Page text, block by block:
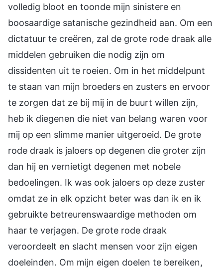
volledig bloot en toonde mijn sinistere en
boosaardige satanische gezindheid aan. Om een
dictatuur te creëren, zal de grote rode draak alle
middelen gebruiken die nodig zijn om
dissidenten uit te roeien. Om in het middelpunt
te staan van mijn broeders en zusters en ervoor
te zorgen dat ze bij mij in de buurt willen zijn,
heb ik diegenen die niet van belang waren voor
mij op een slimme manier uitgeroeid. De grote
rode draak is jaloers op degenen die groter zijn
dan hij en vernietigt degenen met nobele
bedoelingen. Ik was ook jaloers op deze zuster
omdat ze in elk opzicht beter was dan ik en ik
gebruikte betreurenswaardige methoden om
haar te verjagen. De grote rode draak
veroordeelt en slacht mensen voor zijn eigen
doeleinden. Om mijn eigen doelen te bereiken,